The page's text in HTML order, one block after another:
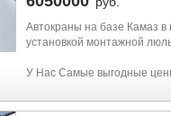
Автокраны на базе Камаз в
установкой монтажной
У Нас Самые выгодные
Крановые установки: